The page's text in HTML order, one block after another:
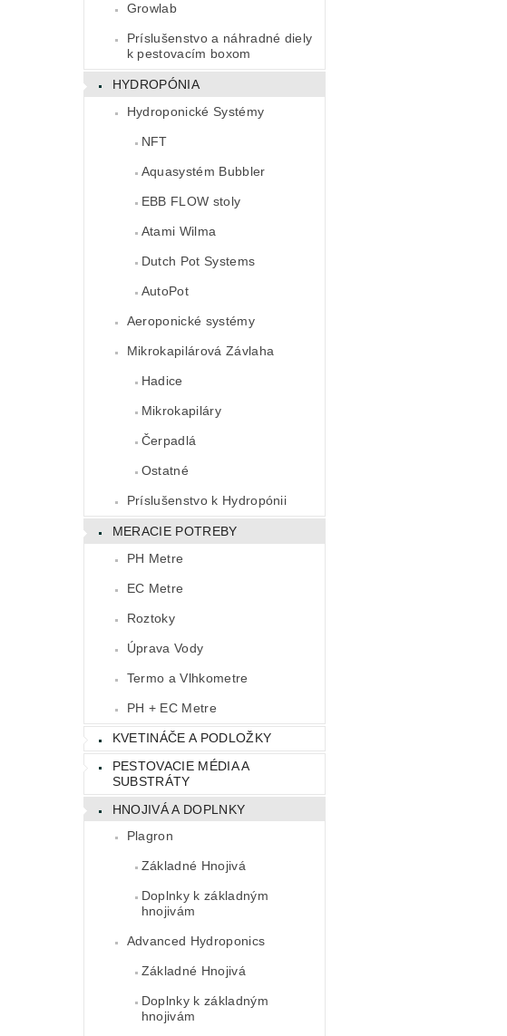
Growlab
Príslušenstvo a náhradné diely
k pestovacím boxom
HYDROPÓNIA
Hydroponické Systémy
NFT
Aquasystém Bubbler
EBB FLOW stoly
Atami Wilma
Dutch Pot Systems
AutoPot
Aeroponické systémy
Mikrokapilárová Závlaha
Hadice
Mikrokapiláry
Čerpadlá
Ostatné
Príslušenstvo k Hydropónii
MERACIE POTREBY
PH Metre
EC Metre
Roztoky
Úprava Vody
Termo a Vlhkometre
PH + EC Metre
KVETINÁČE A PODLOŽKY
PESTOVACIE MÉDIA A
SUBSTRÁTY
HNOJIVÁ A DOPLNKY
Plagron
Základné Hnojivá
Doplnky k základným
hnojivám
Advanced Hydroponics
Základné Hnojivá
Doplnky k základným
hnojivám